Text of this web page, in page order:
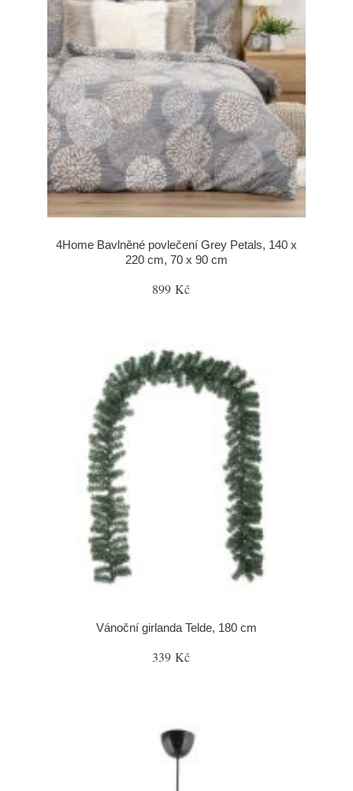
4Home Bavlněné povlečení Grey Petals, 140 x
220 cm, 70 x 90 cm
899 Kč
Vánoční girlanda Telde, 180 cm
339 Kč